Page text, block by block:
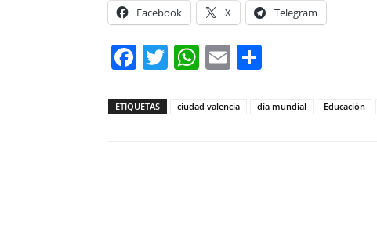
Facebook X Telegram
Facebook
Twitter
WhatsApp
Email
ETIQUETAS ciudad valencia día mundial Educación